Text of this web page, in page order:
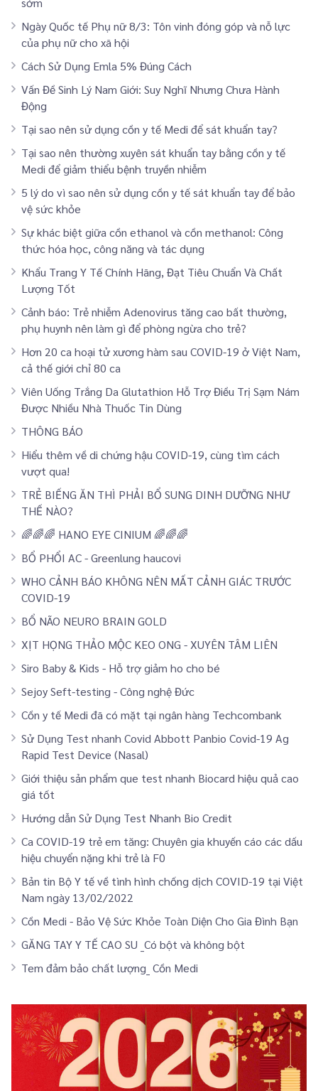
Ngày Quốc tế Phụ nữ 8/3: Tôn vinh đóng góp và nỗ lực
của phụ nữ cho xã hội
Cách Sử Dụng Emla 5% Đúng Cách
Vấn Đề Sinh Lý Nam Giới: Suy Nghĩ Nhưng Chưa Hành
Động
Tại sao nên sử dụng cồn y tế Medi để sát khuẩn tay?
Tại sao nên thường xuyên sát khuẩn tay bằng cồn y tế
Medi để giảm thiểu bệnh truyền nhiễm
5 lý do vì sao nên sử dụng cồn y tế sát khuẩn tay để bảo
vệ sức khỏe
Sự khác biệt giữa cồn ethanol và cồn methanol: Công
thức hóa học, công năng và tác dụng
Khẩu Trang Y Tế Chính Hãng, Đạt Tiêu Chuẩn Và Chất
Lượng Tốt
Cảnh báo: Trẻ nhiễm Adenovirus tăng cao bất thường,
phụ huynh nên làm gì để phòng ngừa cho trẻ?
Hơn 20 ca hoại tử xương hàm sau COVID-19 ở Việt Nam,
cả thế giới chỉ 80 ca
Viên Uống Trắng Da Glutathion Hỗ Trợ Điều Trị Sạm Nám
Được Nhiều Nhà Thuốc Tin Dùng
THÔNG BÁO
Hiểu thêm về di chứng hậu COVID-19, cùng tìm cách
vượt qua!
TRẺ BIẾNG ĂN THÌ PHẢI BỔ SUNG DINH DƯỠNG NHƯ
THẾ NÀO?
🌈🌈🌈 HANO EYE CINIUM 🌈🌈🌈
BỔ PHỔI AC - Greenlung haucovi
WHO CẢNH BÁO KHÔNG NÊN MẤT CẢNH GIÁC TRƯỚC
COVID-19
BỔ NÃO NEURO BRAIN GOLD
XỊT HỌNG THẢO MỘC KEO ONG - XUYÊN TÂM LIÊN
Siro Baby & Kids - Hỗ trợ giảm ho cho bé
Sejoy Seft-testing - Công nghệ Đức
Cồn y tế Medi đã có mặt tại ngân hàng Techcombank
Sử Dụng Test nhanh Covid Abbott Panbio Covid-19 Ag
Rapid Test Device (Nasal)
Giới thiệu sản phẩm que test nhanh Biocard hiệu quả cao
giá tốt
Hướng dẫn Sử Dụng Test Nhanh Bio Credit
Ca COVID-19 trẻ em tăng: Chuyên gia khuyến cáo các dấu
hiệu chuyển nặng khi trẻ là F0
Bản tin Bộ Y tế về tình hình chống dịch COVID-19 tại Việt
Nam ngày 13/02/2022
Cồn Medi - Bảo Vệ Sức Khỏe Toàn Diện Cho Gia Đình Bạn
GĂNG TAY Y TẾ CAO SU _Có bột và không bột
Tem đảm bảo chất lượng_ Cồn Medi